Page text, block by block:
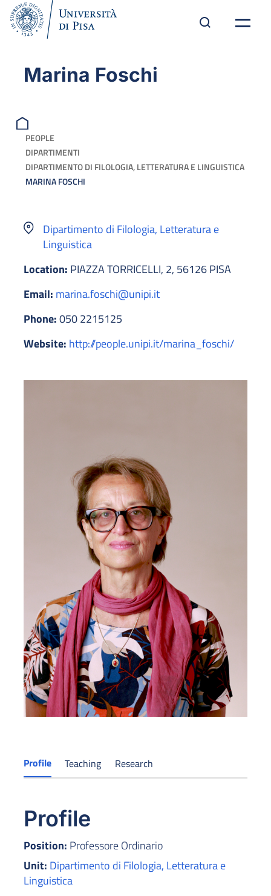
Marina Foschi
PEOPLE
DIPARTIMENTI
DIPARTIMENTO DI FILOLOGIA, LETTERATURA E LINGUISTICA
MARINA FOSCHI
Dipartimento di Filologia, Letteratura e
Linguistica
Location: PIAZZA TORRICELLI, 2, 56126 PISA
Email: marina.foschi@unipi.it
Phone:050 2215125
Website: http://people.unipi.it/marina_foschi/
Profile Teaching Research
Profile
Position: Professore Ordinario
Unit: Dipartimento di Filologia, Letteratura e
Linguistica